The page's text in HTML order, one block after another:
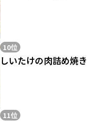
10位
しいたけの肉詰め焼き
11位